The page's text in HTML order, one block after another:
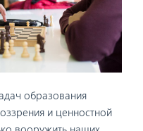
образования
и ценностной